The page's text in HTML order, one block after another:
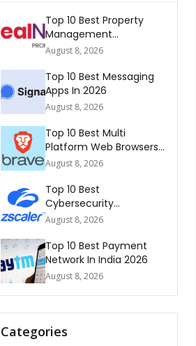
Top 10 Best Property
Management
Companies In South
August 8, 2026
Top 10 Best Messaging
Apps In 2026
August 8, 2026
Top 10 Best Multi
Platform Web Browsers
In The world 2026
August 8, 2026
Top 10 Best
Cybersecurity
Companies In America
August 8, 2026
Top 10 Best Payment
Network In India 2026
August 8, 2026
Categories